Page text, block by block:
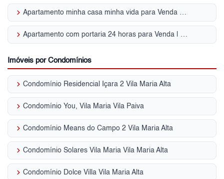
keyboard_arrow_right Apartamento minha casa minha vida para Venda | Vila Maria Alta
keyboard_arrow_right Apartamento com portaria 24 horas para Venda | Vila Maria Alta
Imóveis por Condomínios
keyboard_arrow_right Condomínio Residencial Içara 2 Vila Maria Alta
keyboard_arrow_right Condomínio You, Vila Maria Vila Paiva
keyboard_arrow_right Condomínio Means do Campo 2 Vila Maria Alta
keyboard_arrow_right Condomínio Solares Vila Maria Vila Maria Alta
keyboard_arrow_right Condomínio Dolce Villa Vila Maria Alta